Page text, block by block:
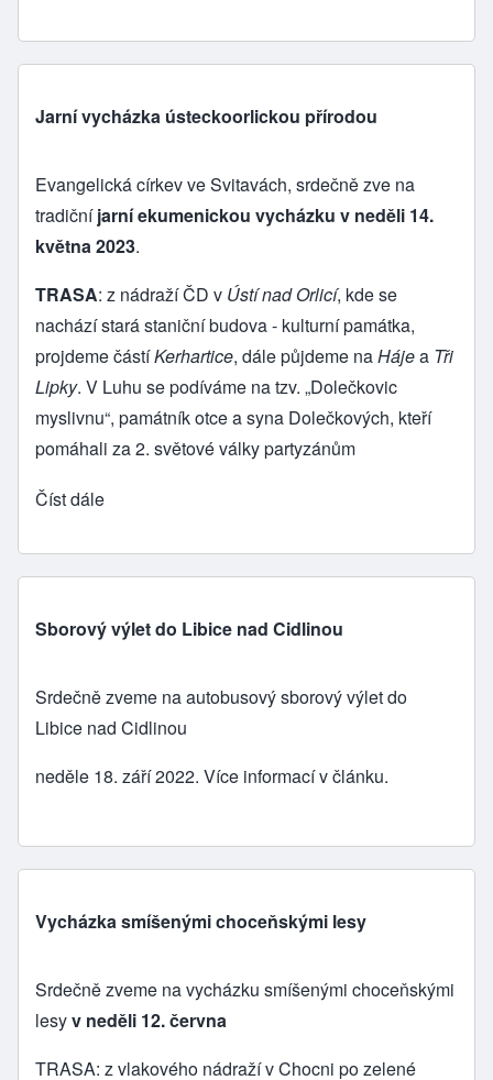
Jarní vycházka ústeckoorlickou přírodou
Evangelická církev ve Svitavách, srdečně zve na
tradičníjarní ekumenickou vycházku v neděli 14.
května 2023.
TRASA: z nádraží ČD v Ústí nad Orlicí, kde se
nachází stará staniční budova - kulturní památka,
projdeme částíKerhartice, dále půjdeme naHájea Tři
Lipky. V Luhu se podíváme na tzv. „Dolečkovic
myslivnu“, památník otce a syna Dolečkových, kteří
pomáhali za 2. světové války partyzánům
Číst dále
Sborový výlet do Libice nad Cidlinou
Srdečně zveme na autobusový sborový výlet do
Libice nad Cidlinou
neděle 18. září 2022. Více informací v článku.
Vycházka smíšenými choceňskými lesy
Srdečně zveme na vycházku smíšenými choceňskými
lesyv neděli 12. června
TRASA: z vlakového nádraží v Chocni po zelené